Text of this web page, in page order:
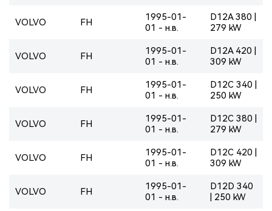
VOLVO FH
1995-01-
01 - н.в.
D12A 380 |
279 kW
VOLVO FH
1995-01-
01 - н.в.
D12A 420 |
309 kW
VOLVO FH
1995-01-
01 - н.в.
D12C 340 |
250 kW
VOLVO FH
1995-01-
01 - н.в.
D12C 380 |
279 kW
VOLVO FH
1995-01-
01 - н.в.
D12C 420 |
309 kW
VOLVO FH
1995-01-
01 - н.в.
D12D 340
| 250 kW